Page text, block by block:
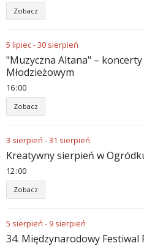
Zobacz
5 lipiec-30 sierpień
"Muzyczna Altana" –
Młodzieżowym
16:00
Zobacz
3 sierpień -31 sierpień
Kreatywny sierpień w
12:00
Zobacz
5 sierpień - 9 sierpień
34. Międzynarodowy